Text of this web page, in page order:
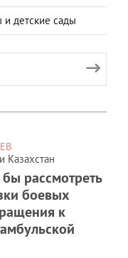
детские сады
Казахстан
рассмотреть
боевых
к